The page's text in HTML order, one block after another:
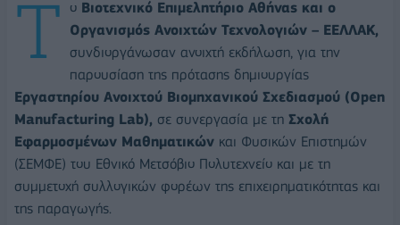
Τ ο Βιοτεχνικό Επιμελητήριο Αθήνας και ο
Οργανισμός Ανοιχτών Τεχνολογιών – ΕΕΛΛΑΚ,
συνδιοργάνωσαν ανοιχτή εκδήλωση, για την
παρουσίαση της πρότασης δημιουργίας
Εργαστηρίου Ανοιχτού Βιομηχανικού Σχεδιασμού (Open
Manufacturing Lab), σε συνεργασία με τη Σχολή
Εφαρμοσμένων Μαθηματικών και Φυσικών Επιστημών
(ΣΕΜΦΕ) του Εθνικό Μετσόβιο Πολυτεχνείο και με τη
συμμετοχή συλλογικών φορέων της επιχειρηματικότητας και
της παραγωγής.